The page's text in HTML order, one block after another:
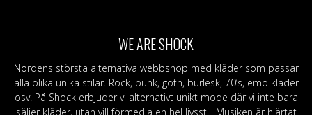
WE ARE SHOCK
Nordens största alternativa webbshop med kläder som passar
alla olika unika stilar. Rock, punk, goth, burlesk, 70’s, emo kläder
osv. På Shock erbjuder vi alternativt unikt mode där vi inte bara
säljer kläder, utan vill förmedla en hel livsstil. Musiken är hjärtat